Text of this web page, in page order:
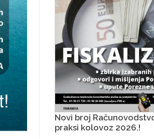
Novi broj
praksi kolovoz 2026.!